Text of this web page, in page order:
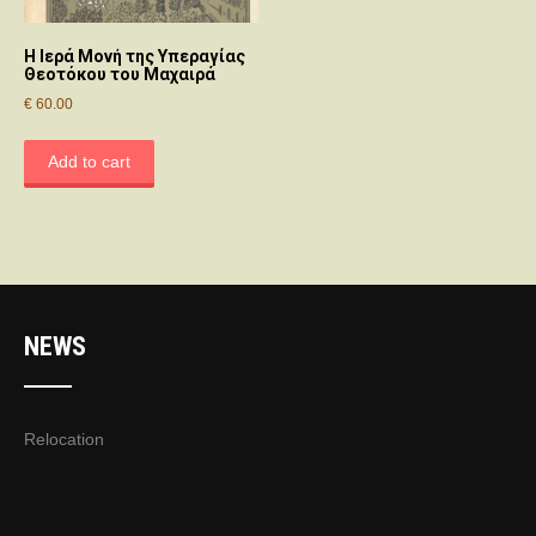
Η Ιερά Μονή της Υπεραγίας
Θεοτόκου του Μαχαιρά
€ 60.00
Add to cart
NEWS
Relocation